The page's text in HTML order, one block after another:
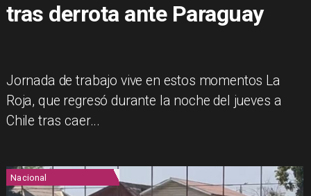
tras derrota ante Paraguay
Jornada de trabajo vive en estos momentos La
Roja, que regresó durante la noche del jueves a
Chile tras caer...
Nacional